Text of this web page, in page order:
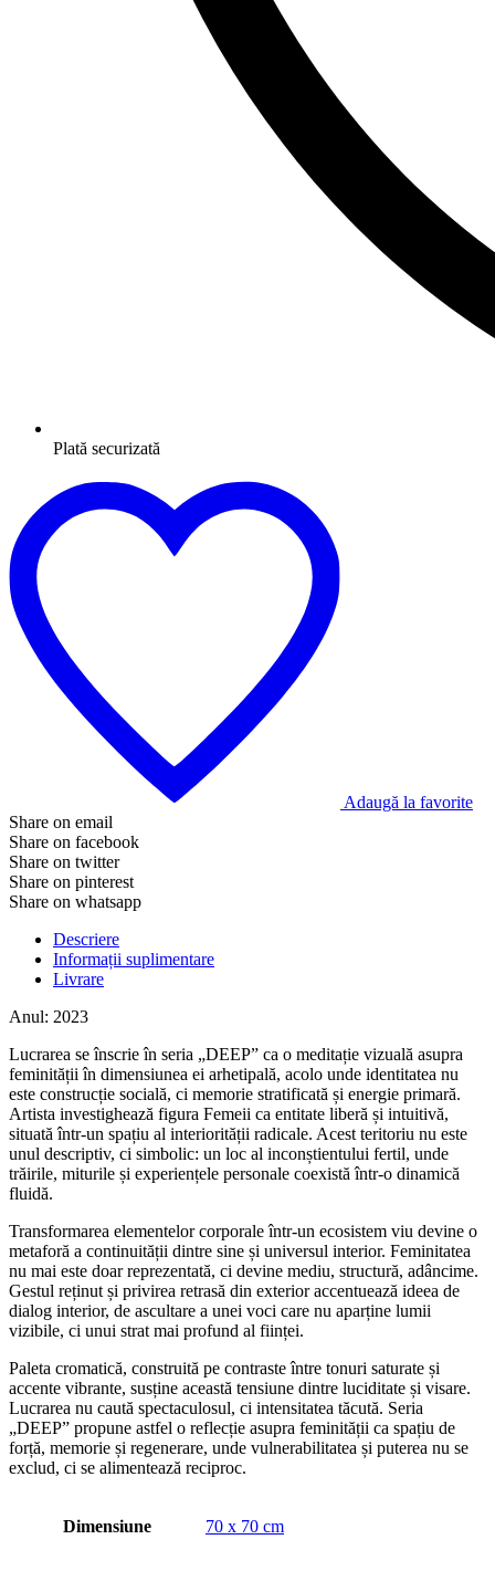
Plată securizată
Adaugă la favorite
Share on email
Share on facebook
Share on twitter
Share on pinterest
Share on whatsapp
Descriere
Informații suplimentare
Livrare
Anul: 2023
Lucrarea se înscrie în seria „DEEP” ca o meditație vizuală asupra
feminității în dimensiunea ei arhetipală, acolo unde identitatea nu
este construcție socială, ci memorie stratificată și energie primară.
Artista investighează figura Femeii ca entitate liberă și intuitivă,
situată într-un spațiu al interiorității radicale. Acest teritoriu nu este
unul descriptiv, ci simbolic: un loc al inconștientului fertil, unde
trăirile, miturile și experiențele personale coexistă într-o dinamică
fluidă.
Transformarea elementelor corporale într-un ecosistem viu devine o
metaforă a continuității dintre sine și universul interior. Feminitatea
nu mai este doar reprezentată, ci devine mediu, structură, adâncime.
Gestul reținut și privirea retrasă din exterior accentuează ideea de
dialog interior, de ascultare a unei voci care nu aparține lumii
vizibile, ci unui strat mai profund al ființei.
Paleta cromatică, construită pe contraste între tonuri saturate și
accente vibrante, susține această tensiune dintre luciditate și visare.
Lucrarea nu caută spectaculosul, ci intensitatea tăcută. Seria
„DEEP” propune astfel o reflecție asupra feminității ca spațiu de
forță, memorie și regenerare, unde vulnerabilitatea și puterea nu se
exclud, ci se alimentează reciproc.
Dimensiune 70 x 70 cm